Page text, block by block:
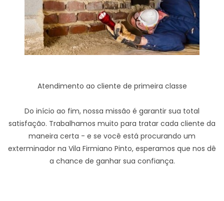
Atendimento ao cliente de primeira classe
Do início ao fim, nossa missão é garantir sua total
satisfação. Trabalhamos muito para tratar cada cliente da
maneira certa - e se você está procurando um
exterminador na Vila Firmiano Pinto, esperamos que nos dê
a chance de ganhar sua confiança.